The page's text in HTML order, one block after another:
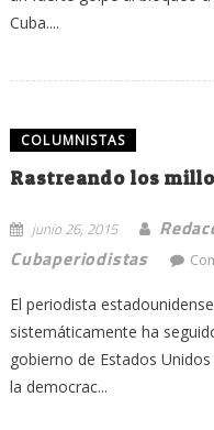
Cuba....
COLUMNISTAS
Rastreando los
junio 26, 2015
Cubaperiodistas
El periodista
sistemáticamente ha
gobierno de Estados
la democrac...